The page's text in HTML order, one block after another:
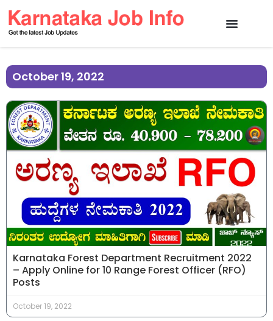
October 19, 2022
Karnataka Forest Department Recruitment 2022
– Apply Online for 10 Range Forest Officer (RFO)
Posts
October 19, 2022